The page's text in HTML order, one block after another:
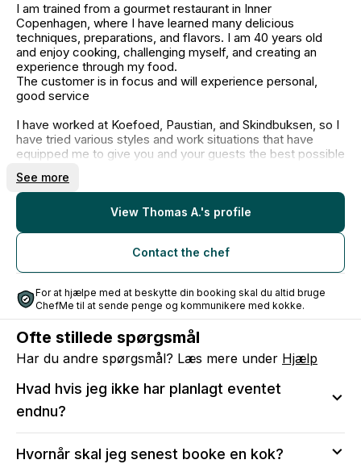
I am trained from a gourmet restaurant in Inner
Copenhagen, where I have learned many delicious
techniques, preparations, and flavors. I am 40 years old
and enjoy cooking, challenging myself, and creating an
experience through my food.
The customer is in focus and will experience personal,
good service
I have worked at Koefoed, Paustian, and Skindbuksen, so I
have tried various styles and work situations that have
equipped me to give you and your guests the best possible
It is possible to mix my menus, provided everyone in the
party receives the same dish.
See more
View Thomas A.'s profile
Contact the chef
For at hjælpe med at beskytte din booking skal du altid bruge
ChefMe til at sende penge og kommunikere med kokke.
Ofte stillede spørgsmål
Har du andre spørgsmål? Læs mere under Hjælp
Hvad hvis jeg ikke har planlagt eventet
endnu?
Hvornår skal jeg senest booke en kok?